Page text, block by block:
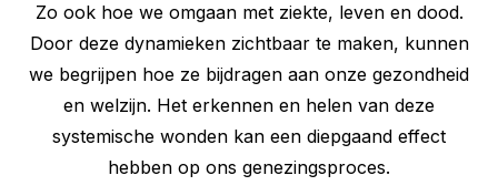
Zo ook hoe we omgaan met ziekte, leven en dood.
Door deze dynamieken zichtbaar te maken, kunnen
we begrijpen hoe ze bijdragen aan onze gezondheid
en welzijn. Het erkennen en helen van deze
systemische wonden kan een diepgaand effect
hebben op ons genezingsproces.